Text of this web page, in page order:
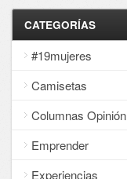
CATEGORÍAS
#19mujeres
Camisetas
Columnas Opinión
Emprender
Experiencias